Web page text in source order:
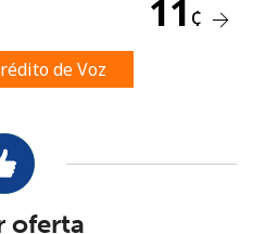
nuestras mejores
11 ¢
de Voz
oferta